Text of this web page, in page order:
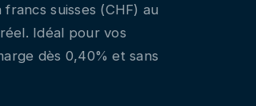
suisses (CHF) au
Idéal pour vos
dès 0,40% et sans